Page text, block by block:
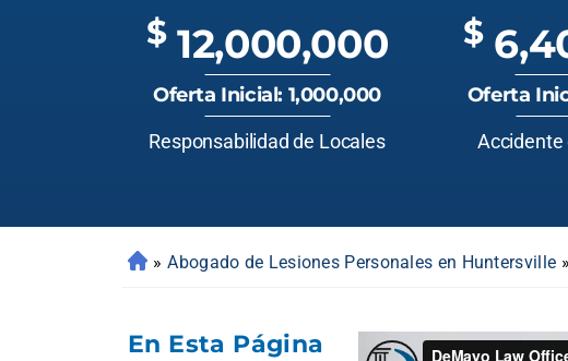
$12,000,000
Oferta Inicial: 1,000,000
Responsabilidad de Locales
$
Oferta
Accidente
» Abogado de Lesiones Personales en Huntersville »
En Esta Página